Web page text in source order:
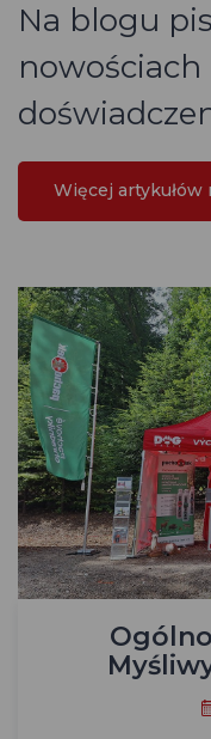
Na blogu
nowościach
Więcej artykułów